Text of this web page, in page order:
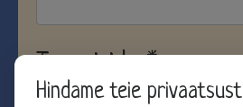
Tagasiside *
Hindame teie privaatsust